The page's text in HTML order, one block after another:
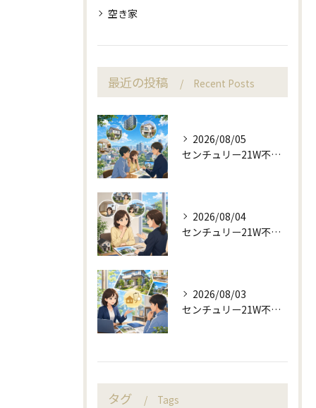
空き家
最近の投稿 Recent Posts
2026/08/05
センチュリー21W不動産販売と町目線の不動産相談
2026/08/04
センチュリー21W不動産販売と不動産売却の査定失敗例
2026/08/03
センチュリー21W不動産販売の適切なご提案と不動産売却
タグ Tags